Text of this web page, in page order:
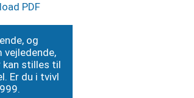
PDF
og
vejledende,
kan stilles til
Er du i tvivl